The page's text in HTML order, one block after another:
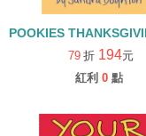
POOKIES
79 折 194元
紅利 0 點